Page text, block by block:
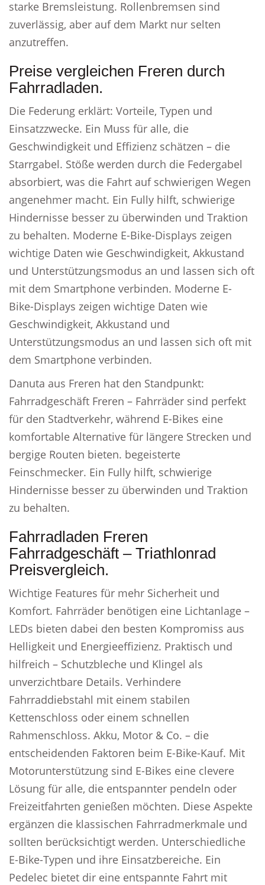
starke Bremsleistung. Rollenbremsen sind
zuverlässig, aber auf dem Markt nur selten
anzutreffen.
Preise vergleichen Freren durch
Fahrradladen.
Die Federung erklärt: Vorteile, Typen und
Einsatzzwecke. Ein Muss für alle, die
Geschwindigkeit und Effizienz schätzen – die
Starrgabel. Stöße werden durch die Federgabel
absorbiert, was die Fahrt auf schwierigen Wegen
angenehmer macht. Ein Fully hilft, schwierige
Hindernisse besser zu überwinden und Traktion
zu behalten. Moderne E-Bike-Displays zeigen
wichtige Daten wie Geschwindigkeit, Akkustand
und Unterstützungsmodus an und lassen sich oft
mit dem Smartphone verbinden. Moderne E-
Bike-Displays zeigen wichtige Daten wie
Geschwindigkeit, Akkustand und
Unterstützungsmodus an und lassen sich oft mit
dem Smartphone verbinden.
Danuta aus Freren hat den Standpunkt:
Fahrradgeschäft Freren – Fahrräder sind perfekt
für den Stadtverkehr, während E-Bikes eine
komfortable Alternative für längere Strecken und
bergige Routen bieten. begeisterte
Feinschmecker. Ein Fully hilft, schwierige
Hindernisse besser zu überwinden und Traktion
zu behalten.
Fahrradladen Freren
Fahrradgeschäft – Triathlonrad
Preisvergleich.
Wichtige Features für mehr Sicherheit und
Komfort. Fahrräder benötigen eine Lichtanlage –
LEDs bieten dabei den besten Kompromiss aus
Helligkeit und Energieeffizienz. Praktisch und
hilfreich – Schutzbleche und Klingel als
unverzichtbare Details. Verhindere
Fahrraddiebstahl mit einem stabilen
Kettenschloss oder einem schnellen
Rahmenschloss. Akku, Motor & Co. – die
entscheidenden Faktoren beim E-Bike-Kauf. Mit
Motorunterstützung sind E-Bikes eine clevere
Lösung für alle, die entspannter pendeln oder
Freizeitfahrten genießen möchten. Diese Aspekte
ergänzen die klassischen Fahrradmerkmale und
sollten berücksichtigt werden. Unterschiedliche
E-Bike-Typen und ihre Einsatzbereiche. Ein
Pedelec bietet dir eine entspannte Fahrt mit